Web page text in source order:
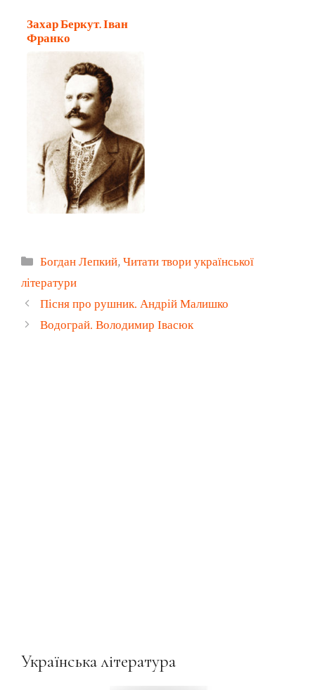
Захар Беркут. Іван
Франко
Категорії
Богдан Лепкий,Читати твори української
літератури
Пісня про рушник. Андрій Малишко
Водограй. Володимир Івасюк
Українська література